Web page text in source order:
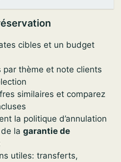
cibles et un budget
par thème et note clients
similaires et comparez
la politique d’annulation
la garantie de
utiles: transferts,